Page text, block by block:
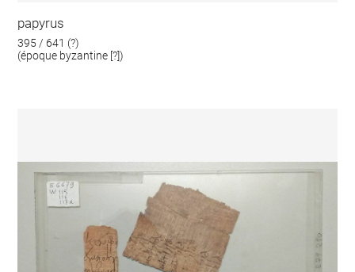
papyrus
395 / 641 (?)
(époque byzantine [?])